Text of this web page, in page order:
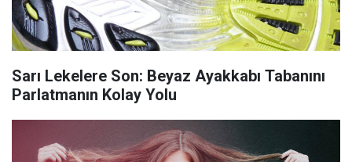
Sarı Lekelere Son: Beyaz Ayakkabı Tabanını
Parlatmanın Kolay Yolu